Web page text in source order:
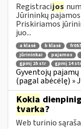
Registracijos
Jūrininkų
Priskiriamos
juo...
a klasė b klasė
jūrininkai
pajamos
gpmį 25 str
gpmį 14 str
Gyventojų
(pagal abėcėlę) »
Kokia
tvarka?
Web turinio